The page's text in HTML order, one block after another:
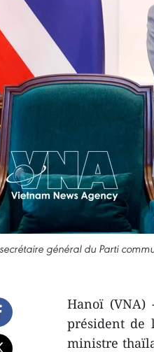
général du Parti
Hanoï (VNA)
président de
ministre